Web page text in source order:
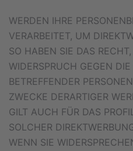
WERDEN IHRE
VERARBEITET, UM
SO HABEN SIE DAS
WIDERSPRUCH GEGEN
BETREFFENDER
ZWECKE DERARTIGER
GILT AUCH FÜR DAS
SOLCHER
WENN SIE